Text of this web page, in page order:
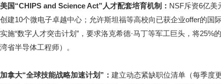
美国“CHIPS and Science Act”人才配套培育机制： NSF斥资6亿美
创建10个微电子卓越中心；允许斯坦福等高校向已获企业offer的国
实施“数字人才突击计划”，要求洛克希德·马丁等军工巨头，将
湾省半导体工程师）。
加拿大“全球技能战略加速计划”： 建立动态紧缺职位清单（每季度